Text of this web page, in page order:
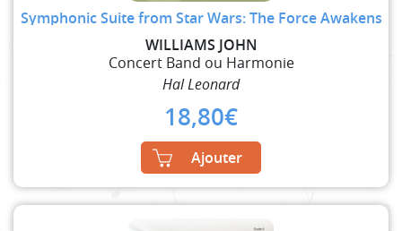
Symphonic Suite from Star Wars: The Force Awakens
WILLIAMS JOHN
Concert Band ou Harmonie
Hal Leonard
18,80€
Ajouter